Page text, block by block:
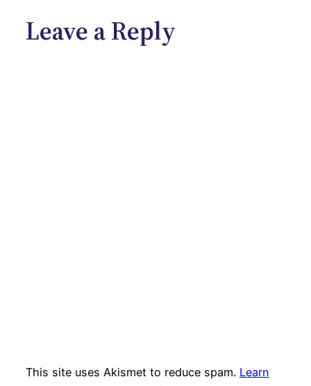
Leave a Reply
This site uses Akismet to reduce spam. Learn